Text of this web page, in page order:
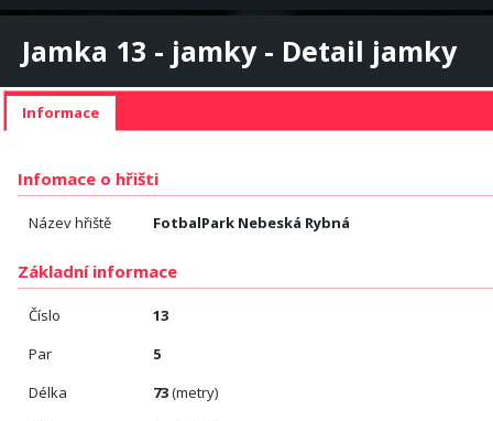
Jamka 13 - jamky - Detail jamky
Informace
Infomace o hřišti
Název hřiště FotbalPark Nebeská Rybná
Základní informace
Číslo
13
Par
5
Délka
73(metry)